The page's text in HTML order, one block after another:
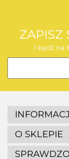
ZAPISZ
I bądź na
O SKLEPIE